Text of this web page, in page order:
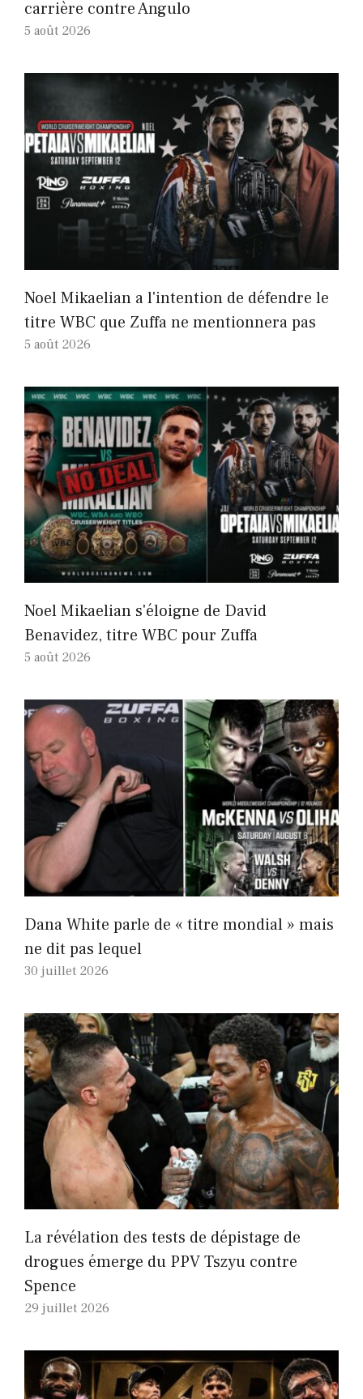
carrière contre Angulo
5 août 2026
Noel Mikaelian a l'intention de défendre le
titre WBC que Zuffa ne mentionnera pas
5 août 2026
Noel Mikaelian s'éloigne de David
Benavidez, titre WBC pour Zuffa
5 août 2026
Dana White parle de « titre mondial » mais
ne dit pas lequel
30 juillet 2026
La révélation des tests de dépistage de
drogues émerge du PPV Tszyu contre
Spence
29 juillet 2026